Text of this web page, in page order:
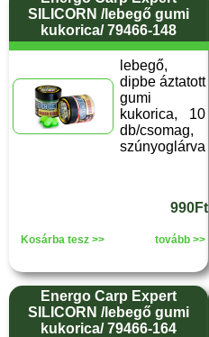
SILICORN /lebegő gumi
kukorica/ 79466-148
lebegő,
dipbe áztatott
gumi
kukorica, 10
db/csomag,
szúnyoglárva
990Ft
Kosárba tesz >> tovább >>
Energo Carp Expert
SILICORN /lebegő gumi
kukorica/ 79466-164